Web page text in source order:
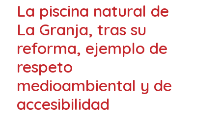
La piscina natural de
La Granja, tras su
reforma, ejemplo de
respeto
medioambiental y de
accesibilidad